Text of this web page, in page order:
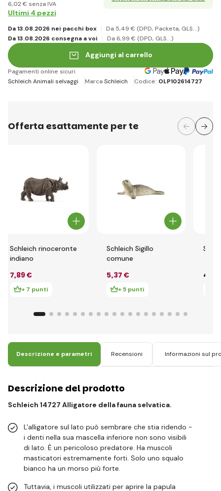
6,02 € senza IVA
Ultimi 4 pezzi
Da 13.08.2026 nei pacchi box Da 5,49 € (DPD, Packeta, GLS...)
Da 13.08.2026 consegna a voi
Da 6,99 € (DPD, GLS...)
Aggiungi al carrello
Pagamenti online sicuri
Schleich Animali selvaggi
MarcaSchleich Codice: OLP102614727
Offerta esattamente per te
Schleich rinoceronte
indiano
7,89 €
+ 7 punti
Schleich Sigillo
comune
5,37 €
+ 5 punti
4
Descrizione e parametri Recensioni Informazioni sul
Descrizione del prodotto
Schleich 14727 Alligatore della fauna selvatica.
L'alligatore sul lato può sembrare che stia ridendo -
i denti nella sua mascella inferiore non sono visibili
di lato. È un pericoloso predatore. Ha muscoli
masticatori estremamente forti. Solo uno squalo
bianco ha un morso più forte.
Tuttavia, i muscoli utilizzati per aprire la papula